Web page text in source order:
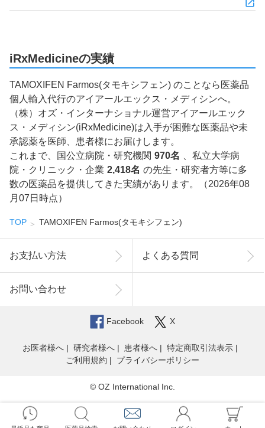
iRxMedicineの実績
TAMOXIFEN Farmos(タモキシフェン) のことなら医薬品
個人輸入代行のアイアールエックス・メディシンへ。
（株）オズ・インターナショナル運営アイアールエック
ス・メディシン(iRxMedicine)は入手が困難な医薬品や未
承認薬を医師、患者様にお届けします。
これまで、国公立病院・研究機関 970名
、私立大学病
院・クリニック・企業 2,418名 の先生・研究者方等に多
数の医薬品を提供してきた実績があります。（2026年08
月07日時点）
TOP TAMOXIFEN Farmos(タモキシフェン)
お支払い方法 よくある質問
お問い合わせ
Facebook X
お医者様へ 研究者様へ 患者様へ
特定商取引法表示
ご利用規約
プライバシーポリシー
© OZ International Inc.